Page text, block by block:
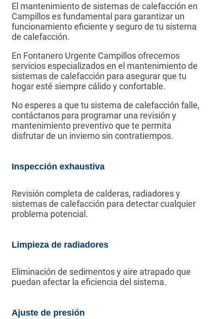
El mantenimiento de sistemas de calefacción en
Campillos es fundamental para garantizar un
funcionamiento eficiente y seguro de tu sistema
de calefacción.
En Fontanero Urgente Campillos ofrecemos
servicios especializados en el mantenimiento de
sistemas de calefacción para asegurar que tu
hogar esté siempre cálido y confortable.
No esperes a que tu sistema de calefacción falle,
contáctanos para programar una revisión y
mantenimiento preventivo que te permita
disfrutar de un invierno sin contratiempos.
Inspección exhaustiva
Revisión completa de calderas, radiadores y
sistemas de calefacción para detectar cualquier
problema potencial.
Limpieza de radiadores
Eliminación de sedimentos y aire atrapado que
puedan afectar la eficiencia del sistema.
Ajuste de presión